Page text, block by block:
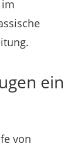
ein
von